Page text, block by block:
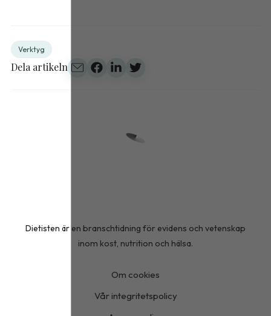
Verktyg
Dela artikeln
Dietisten är en branschtidning för evidens och vetenskap
inom kost, nutrition och hälsa.
Om cookies
Vår integritetspolicy